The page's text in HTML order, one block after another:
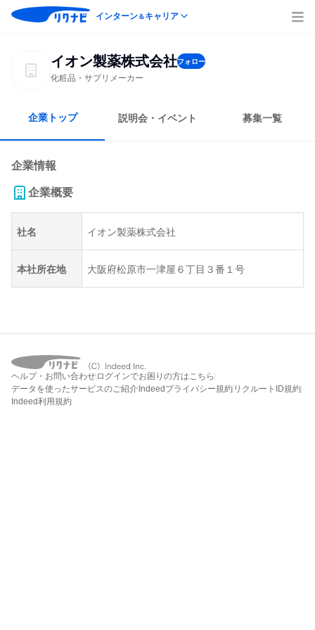
インターン＆キャリア
イオン製薬株式会社フォロー
化粧品・サプリメーカー
企業トップ 説明会・イベント 募集一覧
企業情報
企業概要
社名 イオン製薬株式会社
本社所在地 大阪府松原市一津屋６丁目３番１号
ヘルプ・お問い合わせ ログインでお困りの方はこちら
データを使ったサービスのご紹介 Indeedプライバシー規約 リクルートID規約
Indeed利用規約